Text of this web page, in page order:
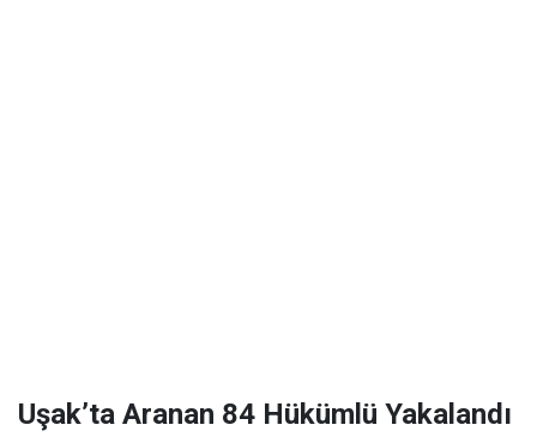
Uşak’ta Aranan 84 Hükümlü Yakalandı